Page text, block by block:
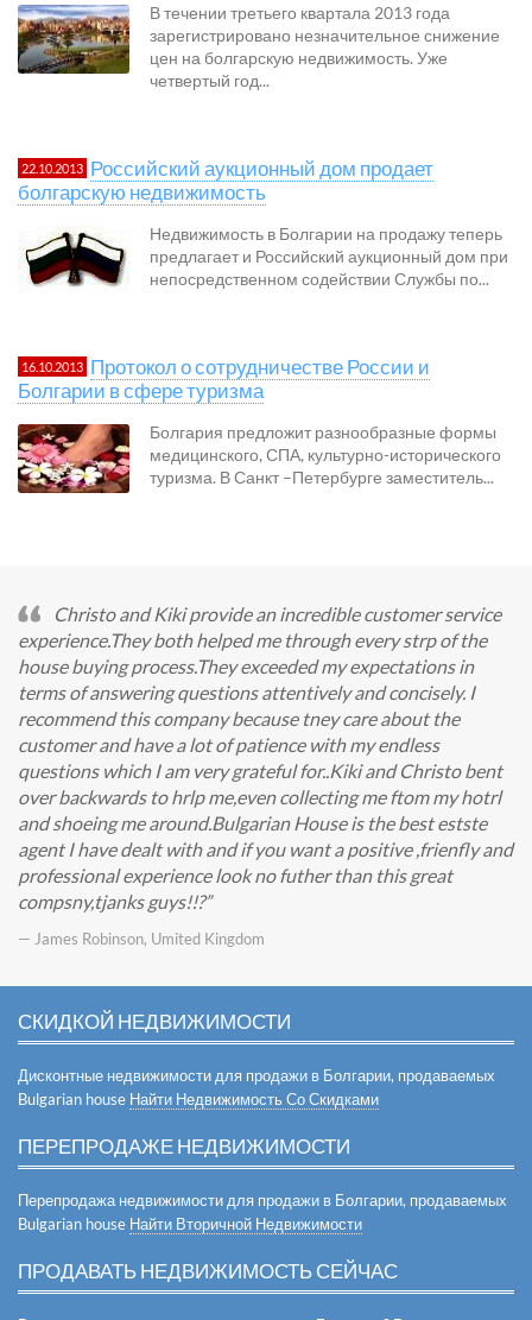
В течении третьего квартала 2013 года
зарегистрировано незначительное снижение
цен на болгарскую недвижимость. Уже
четвертый год...
22.10.2013 Российский аукционный дом продает
болгарскую недвижимость
Недвижимость в Болгарии на продажу теперь
предлагает и Российский аукционный дом при
непосредственном содействии Службы по...
16.10.2013 Протокол о сотрудничестве России и
Болгарии в сфере туризма
Болгария предложит разнообразные формы
медицинского, СПА, культурно-исторического
туризма. В Санкт –Петербурге заместитель...
Christo and Kiki provide an incredible customer service
experience.They both helped me through every strp of the
house buying process.They exceeded my expectations in
terms of answering questions attentively and concisely. I
recommend this company because tney care about the
customer and have a lot of patience with my endless
questions which I am very grateful for..Kiki and Christo bent
over backwards to hrlp me,even collecting me ftom my hotrl
and shoeing me around.Bulgarian House is the best estste
agent I have dealt with and if you want a positive ,frienfly and
professional experience look no futher than this great
compsny,tjanks guys!!?
— James Robinson, Umited Kingdom
СКИДКОЙ НЕДВИЖИМОСТИ
Дисконтные недвижимости для продажи в Болгарии, продаваемых
Bulgarian house Найти Недвижимость Со Скидками
ПЕРЕПРОДАЖЕ НЕДВИЖИМОСТИ
Перепродажа недвижимости для продажи в Болгарии, продаваемых
Bulgarian house Найти Вторичной Недвижимости
ПРОДАВАТЬ НЕДВИЖИМОСТЬ СЕЙЧАС